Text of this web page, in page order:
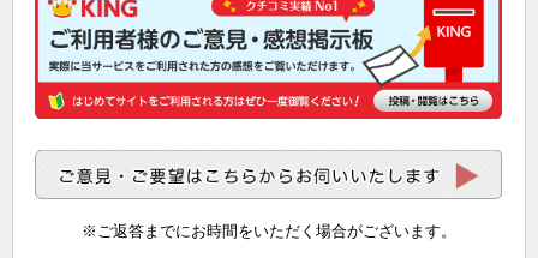
※ご返答までにお時間をいただく場合がございます。